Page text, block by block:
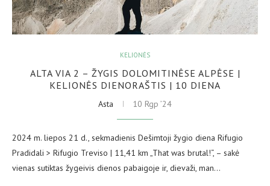
KELIONĖS
ALTA VIA 2 – ŽYGIS DOLOMITINĖSE ALPĖSE |
KELIONĖS DIENORAŠTIS | 10 DIENA
Asta 10 Rgp ’24
2024 m. liepos 21 d., sekmadienis Dešimtoji žygio diena Rifugio
Pradidali > Rifugio Treviso | 11,41 km „That was brutal!“, – sakė
vienas sutiktas žygeivis dienos pabaigoje ir, dievaži, man…